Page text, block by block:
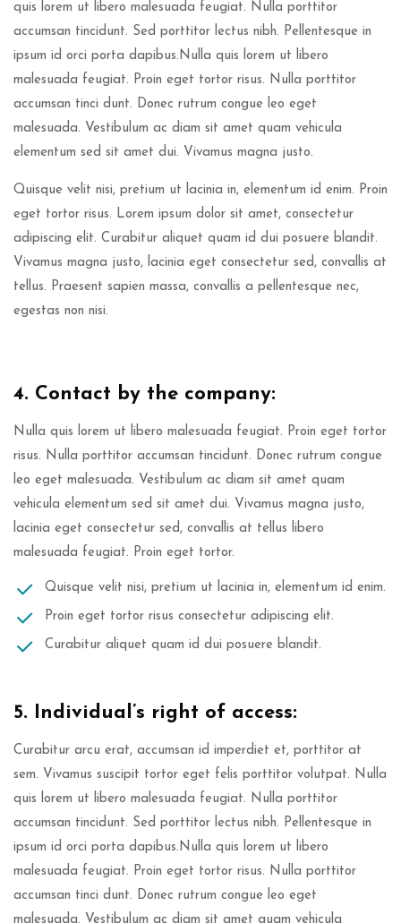
quis lorem ut libero malesuada feugiat. Nulla porttitor
accumsan tincidunt. Sed porttitor lectus nibh. Pellentesque in
ipsum id orci porta dapibus.Nulla quis lorem ut libero
malesuada feugiat. Proin eget tortor risus. Nulla porttitor
accumsan tinci dunt. Donec rutrum congue leo eget
malesuada. Vestibulum ac diam sit amet quam vehicula
elementum sed sit amet dui. Vivamus magna justo.
Quisque velit nisi, pretium ut lacinia in, elementum id enim. Proin
eget tortor risus. Lorem ipsum dolor sit amet, consectetur
adipiscing elit. Curabitur aliquet quam id dui posuere blandit.
Vivamus magna justo, lacinia eget consectetur sed, convallis at
tellus. Praesent sapien massa, convallis a pellentesque nec,
egestas non nisi.
4. Contact by the company:
Nulla quis lorem ut libero malesuada feugiat. Proin eget tortor
risus. Nulla porttitor accumsan tincidunt. Donec rutrum congue
leo eget malesuada. Vestibulum ac diam sit amet quam
vehicula elementum sed sit amet dui. Vivamus magna justo,
lacinia eget consectetur sed, convallis at tellus libero
malesuada feugiat. Proin eget tortor.
Quisque velit nisi, pretium ut lacinia in, elementum id enim.
Proin eget tortor risus consectetur adipiscing elit.
Curabitur aliquet quam id dui posuere blandit.
5. Individual’s right of access:
Curabitur arcu erat, accumsan id imperdiet et, porttitor at
sem. Vivamus suscipit tortor eget felis porttitor volutpat. Nulla
quis lorem ut libero malesuada feugiat. Nulla porttitor
accumsan tincidunt. Sed porttitor lectus nibh. Pellentesque in
ipsum id orci porta dapibus.Nulla quis lorem ut libero
malesuada feugiat. Proin eget tortor risus. Nulla porttitor
accumsan tinci dunt. Donec rutrum congue leo eget
malesuada. Vestibulum ac diam sit amet quam vehicula